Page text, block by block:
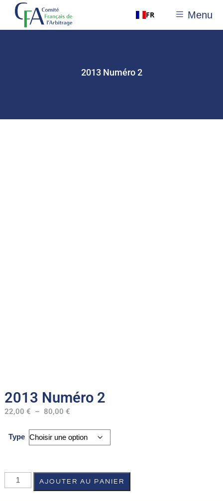
Menu
FR
2013 Numéro 2
2013 Numéro 2
22,00 € – 80,00 €
Type
AJOUTER AU PANIER